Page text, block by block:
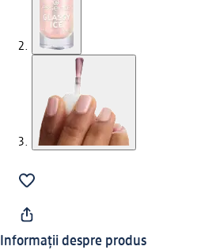
Informații despre produs